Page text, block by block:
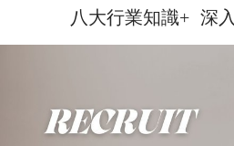
八大行業知識+ 深